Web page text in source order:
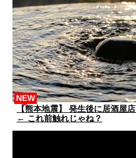
【熊本地震】 発生後に居酒屋
← これ前触れじゃね？
NEW